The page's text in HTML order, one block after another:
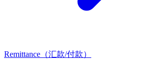
Remittance（汇款/付款）